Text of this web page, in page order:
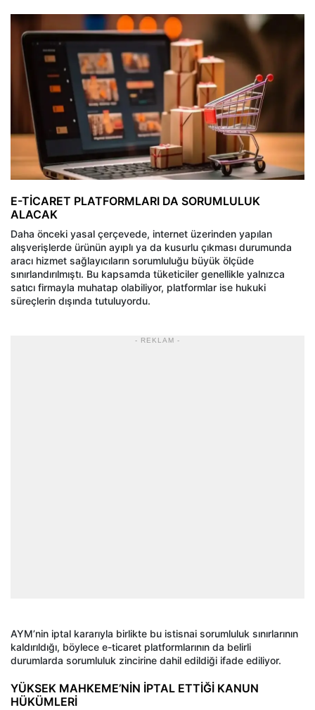
E-TİCARET PLATFORMLARI DA SORUMLULUK
ALACAK
Daha önceki yasal çerçevede, internet üzerinden yapılan
alışverişlerde ürünün ayıplı ya da kusurlu çıkması durumunda
aracı hizmet sağlayıcıların sorumluluğu büyük ölçüde
sınırlandırılmıştı. Bu kapsamda tüketiciler genellikle yalnızca
satıcı firmayla muhatap olabiliyor, platformlar ise hukuki
süreçlerin dışında tutuluyordu.
- REKLAM -
AYM’nin iptal kararıyla birlikte bu istisnai sorumluluk sınırlarının
kaldırıldığı, böylece e-ticaret platformlarının da belirli
durumlarda sorumluluk zincirine dahil edildiği ifade ediliyor.
YÜKSEK MAHKEME’NİN İPTAL ETTİĞİ KANUN
HÜKÜMLERİ